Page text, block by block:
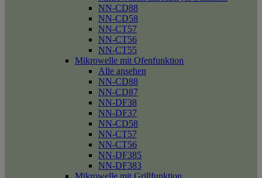
NN-CD88
NN-CD58
NN-CT57
NN-CT56
NN-CT55
Mikrowelle mit Ofenfunktion
Alle ansehen
NN-CD88
NN-CD87
NN-DF38
NN-DF37
NN-CD58
NN-CT57
NN-CT56
NN-DF385
NN-DF383
Mikrowelle mit Grillfunktion